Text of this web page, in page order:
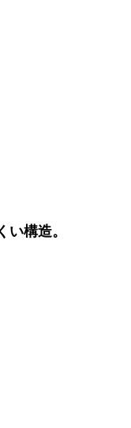
構造。